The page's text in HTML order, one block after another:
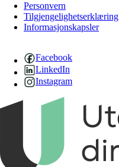
Personvern
Tilgjengelighetserklæring
Informasjonskapsler
Facebook
LinkedIn
Instagram